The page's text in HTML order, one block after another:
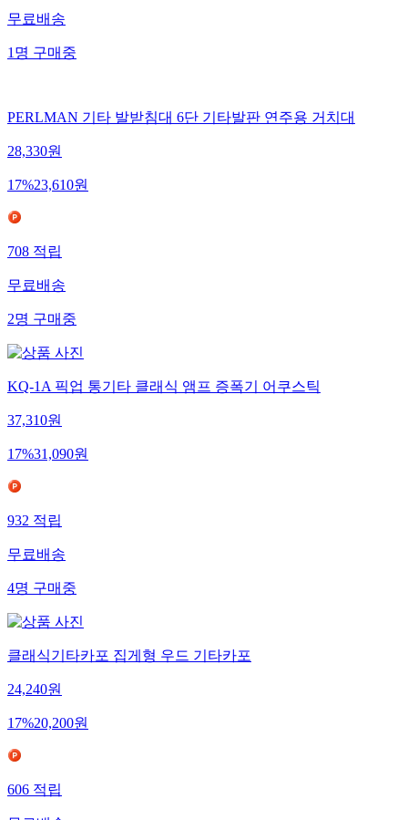
무료배송
1명구매중
PERLMAN 기타 발받침대 6단 기타발판 연주용 거치대
28,330원
17%23,610원
708적립
무료배송
2명구매중
KQ-1A 픽업 통기타 클래식 앰프 증폭기 어쿠스틱
37,310원
17%31,090원
932적립
무료배송
4명구매중
클래식기타카포 집게형 우드 기타카포
24,240원
17%20,200원
606적립